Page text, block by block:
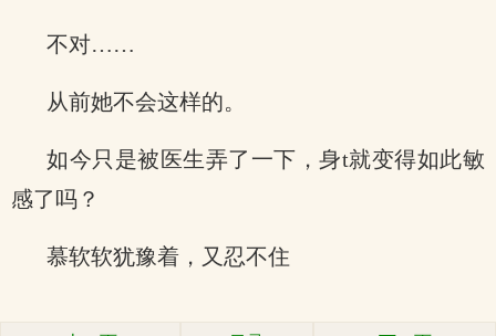
不对……
从前她不会这样的。
如今只是被医生弄了一下，身t就变得如此敏
感了吗？
慕软软犹豫着，又忍不住